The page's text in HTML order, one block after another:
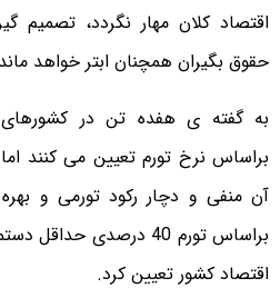
اقتصاد کلان مهار نگردد، تصمیم
حقوق بگیران همچنان ابتر خواهد
به گفته ی هفده تن در کشورهای
براساس نرخ تورم تعیین می کنند
آن منفی و دچار رکود تورمی و
براساس تورم 40 درصدی
اقتصاد کشور تعیین کرد.